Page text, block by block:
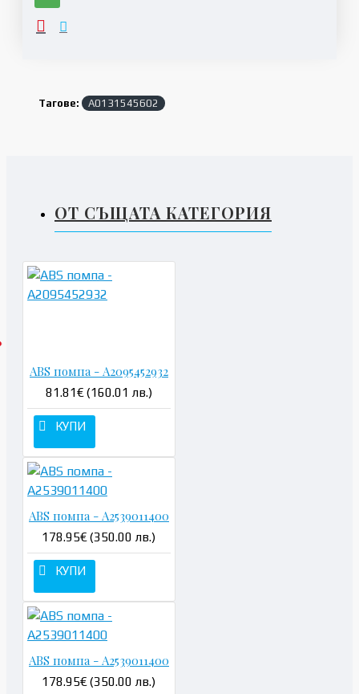
Тагове: A0131545602
ОТ СЪЩАТА КАТЕГОРИЯ
ABS помпа - A2095452932
81.81€ (160.01 лв.)
КУПИ
ABS помпа - A2539011400
178.95€ (350.00 лв.)
КУПИ
ABS помпа - A2539011400
178.95€ (350.00 лв.)